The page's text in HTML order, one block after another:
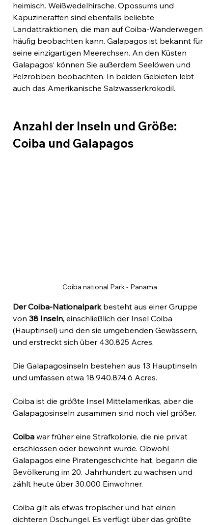
heimisch. Weißwedelhirsche, Opossums und
Kapuzineraffen sind ebenfalls beliebte
Landattraktionen, die man auf Coiba-Wanderwegen
häufig beobachten kann. Galapagos ist bekannt für
seine einzigartigen Meerechsen. An den Küsten
Galapagos‘ können Sie außerdem Seelöwen und
Pelzrobben beobachten. In beiden Gebieten lebt
auch das Amerikanische Salzwasserkrokodil.
Anzahl der Inseln und Größe:
Coiba und Galapagos
Coiba national Park - Panama
Der Coiba-Nationalpark besteht aus einer Gruppe
von 38 Inseln, einschließlich der Insel Coiba
(Hauptinsel) und den sie umgebenden Gewässern,
und erstreckt sich über 430.825 Acres.
Die Galapagosinseln bestehen aus 13 Hauptinseln
und umfassen etwa 18.940.874,6 Acres.
Coiba ist die größte Insel Mittelamerikas, aber die
Galapagosinseln zusammen sind noch viel größer.
Coiba war früher eine Strafkolonie, die nie privat
erschlossen oder bewohnt wurde. Obwohl
Galapagos eine Piratengeschichte hat, begann die
Bevölkerung im 20. Jahrhundert zu wachsen und
zählt heute über 30.000 Einwohner.
Coiba gilt als etwas tropischer und hat einen
dichteren Dschungel. Es verfügt über das größte